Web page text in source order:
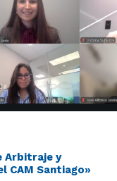
Arbitraje y
CAM Santiago»